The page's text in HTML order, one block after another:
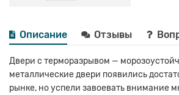
Описание Отзывы
Двери с терморазрывом —
металлические двери появились
рынке, но успели завоевать внимание